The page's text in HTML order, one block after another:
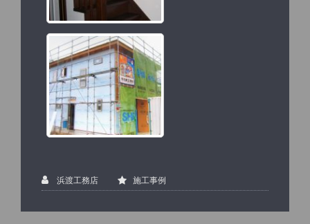
浜渡工務店 施工事例